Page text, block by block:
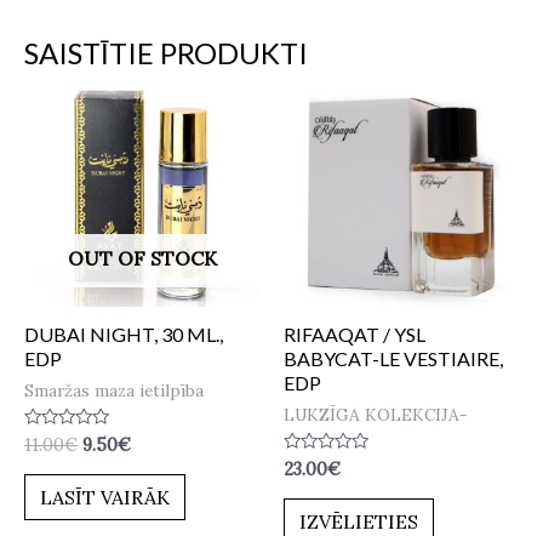
SAISTĪTIE PRODUKTI
OUT OF STOCK
DUBAI NIGHT, 30 ML.,
EDP
Smaržas maza ietilpība
Novērtēts
0
11.00€ 9.50€
LASĪT VAIRĀK
RIFAAQAT / YSL
BABYCAT-LE VESTIAIRE,
EDP
LUKZĪGA KOLEKCIJA-
Novērtēts
0
23.00€
IZVĒLIETIES